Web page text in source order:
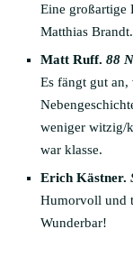
Eine großartige
Matthias
Matt Ruff. 88
Es fängt gut
weniger witzig/
war klasse.
Erich Kästner.
Humorvoll und
Wunderbar!